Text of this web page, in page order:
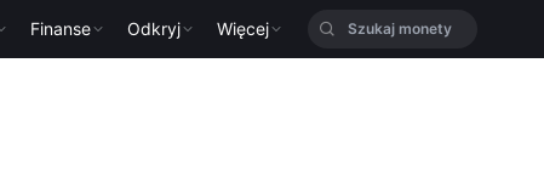
Finanse Odkryj Więcej